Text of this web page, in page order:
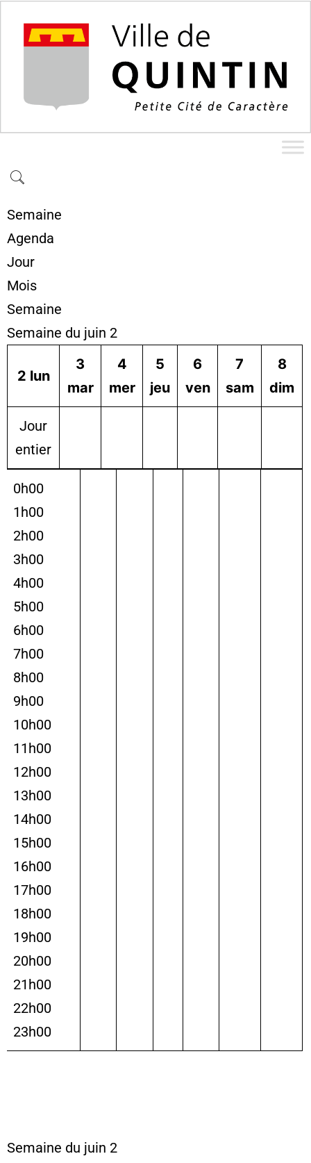
Semaine
Agenda
Jour
Mois
Semaine
Semaine du juin 2
2 lun
3
mar
4
mer
5
jeu
6
ven
7
sam
8
dim
Jour
entier
0h00
1h00
2h00
3h00
4h00
5h00
6h00
7h00
8h00
9h00
10h00
11h00
12h00
13h00
14h00
15h00
16h00
17h00
18h00
19h00
20h00
21h00
22h00
23h00
Semaine du juin 2